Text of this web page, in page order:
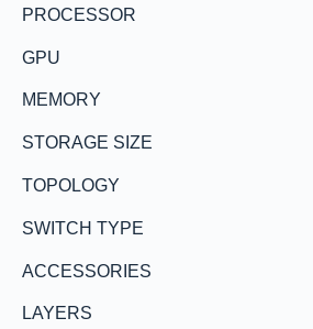
PROCESSOR
GPU
MEMORY
STORAGE SIZE
TOPOLOGY
SWITCH TYPE
ACCESSORIES
LAYERS